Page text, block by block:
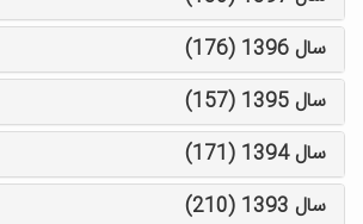
سال 1396 (176)
سال 1395 (157)
سال 1394 (171)
سال 1393 (210)